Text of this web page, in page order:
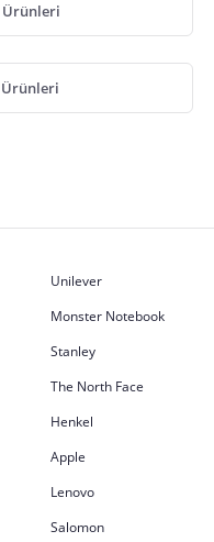
Ürünleri
Ürünleri
Unilever
Monster Notebook
Stanley
The North Face
Henkel
Apple
Lenovo
Salomon